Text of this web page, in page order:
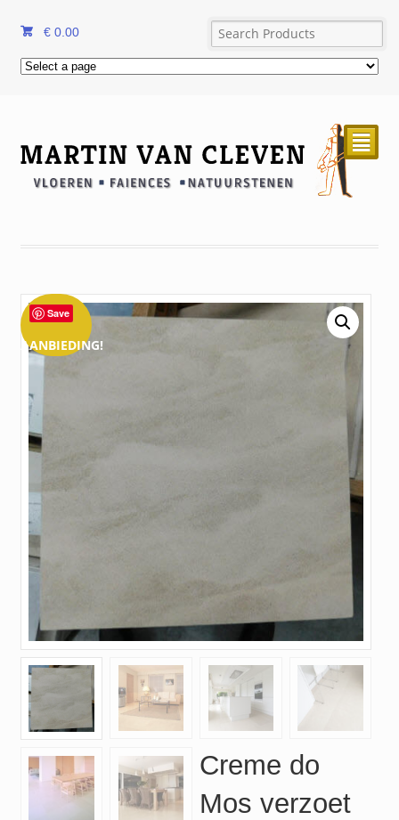
€ 0.00
²
AANBIEDING!
Save
Creme do
Mos verzoet